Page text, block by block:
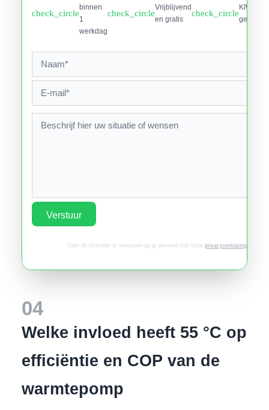
check_circle
binnen
1
werkdag
check_circle
Vrijblijvend
en gratis
check_circle
KIWA
Verstuur
Door dit formulier te versturen ga je akkoord met onze privacyverklaring.
04
Welke invloed heeft 55 °C op
efficiëntie en COP van de
warmtepomp